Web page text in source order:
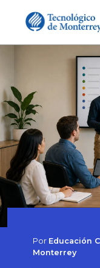
Por Educación
Monterrey